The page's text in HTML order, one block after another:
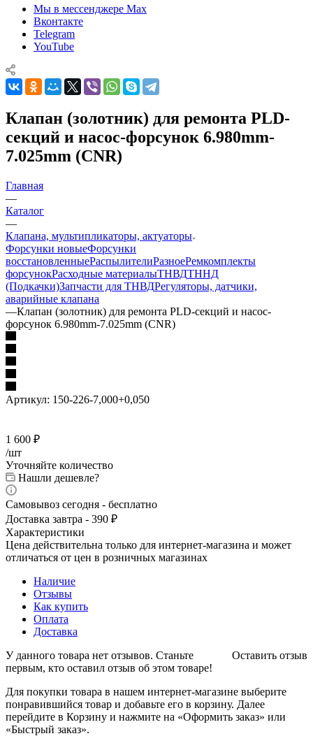
Мы в мессенджере Max
Вконтакте
Telegram
YouTube
Клапан (золотник) для ремонта PLD-
секций и насос-форсунок 6.980mm-
7.025mm (CNR)
Главная
—
Каталог
—
Клапана, мультипликаторы, актуаторы
Форсунки новыеФорсунки
восстановленныеРаспылителиРазноеРемкомплекты
форсунокРасходные материалыТНВДТННД
(Подкачки)Запчасти для ТНВДРегуляторы, датчики,
аварийные клапана
—Клапан (золотник) для ремонта PLD-секций и насос-
форсунок 6.980mm-7.025mm (CNR)
Артикул: 150-226-7,000+0,050
1 600 ₽
/шт
Уточняйте количество
Нашли дешевле?
Самовывоз сегодня - бесплатно
Доставка завтра - 390 ₽
Характеристики
Цена действительна только для интернет-магазина и может
отличаться от цен в розничных магазинах
Наличие
Отзывы
Как купить
Оплата
Доставка
Оставить отзыв
У данного товара нет отзывов. Станьте
первым, кто оставил отзыв об этом товаре!
Для покупки товара в нашем интернет-магазине выберите
понравившийся товар и добавьте его в корзину. Далее
перейдите в Корзину и нажмите на «Оформить заказ» или
«Быстрый заказ».